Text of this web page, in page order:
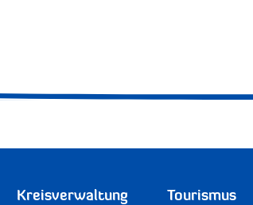
Kreisverwaltung Tourismus